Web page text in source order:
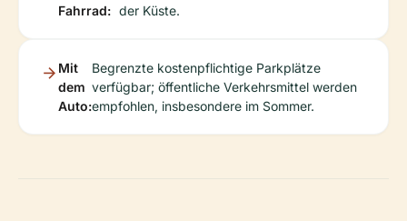
Fahrrad: der Küste.
Mit
dem
Auto:
Begrenzte kostenpflichtige Parkplätze
verfügbar; öffentliche Verkehrsmittel werden
empfohlen, insbesondere im Sommer.